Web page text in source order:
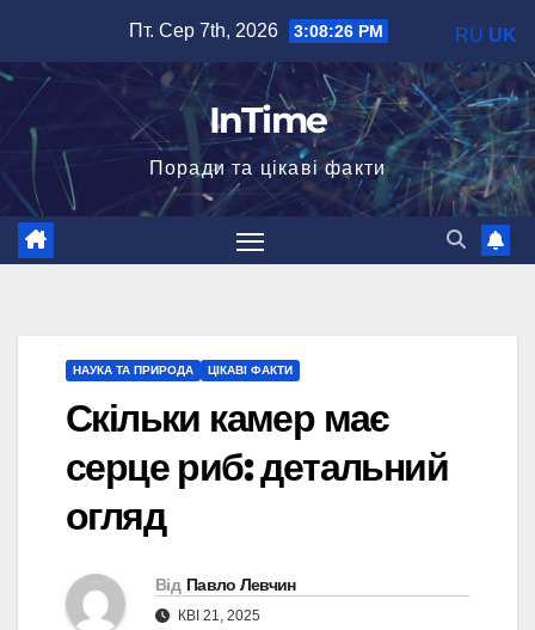
вмісту
Пт. Сер 7th, 2026 3:08:27 PM
InTime
Поради та цікаві факти
НАУКА ТА ПРИРОДА ЦІКАВІ ФАКТИ
Скільки камер має
серце риб: детальний
огляд
Від Павло Левчин
КВІ 21, 2025
RU UK